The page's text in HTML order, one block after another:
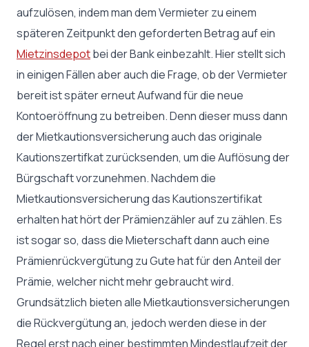
aufzulösen, indem man dem Vermieter zu einem
späteren Zeitpunkt den geforderten Betrag auf ein
Mietzinsdepotbei der Bank einbezahlt. Hier stellt sich
in einigen Fällen aber auch die Frage, ob der Vermieter
bereit ist später erneut Aufwand für die neue
Kontoeröffnung zu betreiben. Denn dieser muss dann
der Mietkautionsversicherung auch das originale
Kautionszertifkat zurücksenden, um die Auflösung der
Bürgschaft vorzunehmen. Nachdem die
Mietkautionsversicherung das Kautionszertifikat
erhalten hat hört der Prämienzähler auf zu zählen. Es
ist sogar so, dass die Mieterschaft dann auch eine
Prämienrückvergütung zu Gute hat für den Anteil der
Prämie, welcher nicht mehr gebraucht wird.
Grundsätzlich bieten alle Mietkautionsversicherungen
die Rückvergütung an, jedoch werden diese in der
Regel erst nach einer bestimmten Mindestlaufzeit der